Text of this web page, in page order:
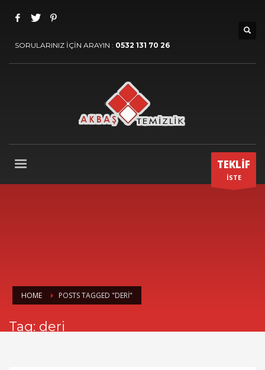
SORULARINIZ İÇİN ARAYIN : 0532 131 70 26
TEKLİF
İSTE
HOME POSTS TAGGED "DERI"
Tag: deri